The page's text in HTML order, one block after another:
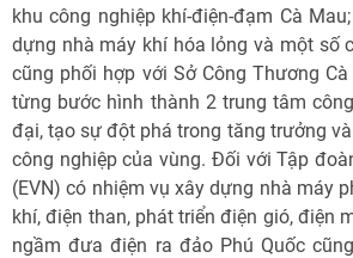
khu công nghiệp khí-điện-đạm Cà
dựng nhà máy khí hóa lỏng và một số
cũng phối hợp với Sở Công Thương
từng bước hình thành 2 trung tâm
đại, tạo sự đột phá trong tăng trưởng
công nghiệp của vùng. Đối với Tập
(EVN) có nhiệm vụ xây dựng nhà máy
khí, điện than, phát triển điện gió, điện
ngầm đưa điện ra đảo Phú Quốc